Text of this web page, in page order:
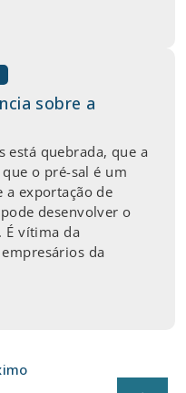
sobre a
está quebrada, que a
o pré-sal é um
a exportação de
desenvolver o
É vítima da
da